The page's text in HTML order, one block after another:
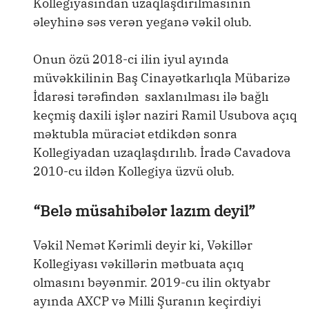
Kollegiyasından uzaqlaşdırılmasının
əleyhinə səs verən yeganə vəkil olub.
Onun özü 2018-ci ilin iyul ayında
müvəkkilinin Baş Cinayətkarlıqla Mübarizə
İdarəsi tərəfindən saxlanılması ilə bağlı
keçmiş daxili işlər naziri Ramil Usubova açıq
məktubla müraciət etdikdən sonra
Kollegiyadan uzaqlaşdırılıb. İradə Cavadova
2010-cu ildən Kollegiya üzvü olub.
“Belə müsahibələr lazım deyil”
Vəkil Nemət Kərimli deyir ki, Vəkillər
Kollegiyası vəkillərin mətbuata açıq
olmasını bəyənmir. 2019-cu ilin oktyabr
ayında AXCP və Milli Şuranın keçirdiyi